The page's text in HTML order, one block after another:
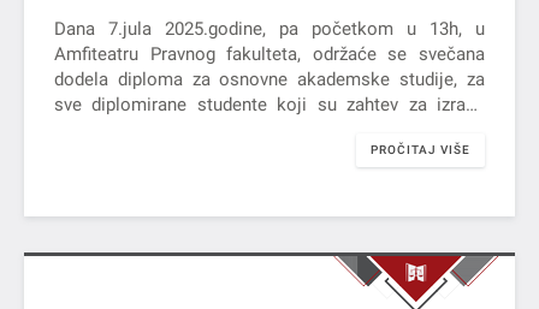
Dana 7.jula 2025.godine, pa početkom u 13h, u
Amfiteatru Pravnog fakulteta, održaće se svečana
dodela diploma za osnovne akademske studije, za
sve diplomirane studente koji su zahtev za izradu
PROČITAJ VIŠE